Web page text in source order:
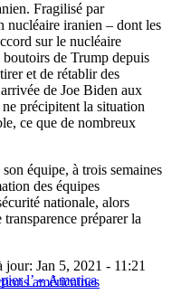
Fragilisé par
nucléaire iranien – dont les
sur le nucléaire
de Trump depuis
et de rétablir des
de Joe Biden aux
précipitent la situation
ce que de nombreux
équipe, à trois semaines
des équipes
nationale, alors
préparer la
l’ « America
jour: Jan 5, 2021 - 11:21
américaines